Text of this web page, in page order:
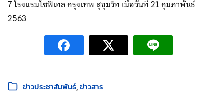
7 โรงแรมโซฟิเทล กรุงเทพ สุขุมวิท เมื่อวันที่ 21 กุมภาพันธ์
2563
หมวดหมู่:
ข่าวประชาสัมพันธ์ ข่าวสาร